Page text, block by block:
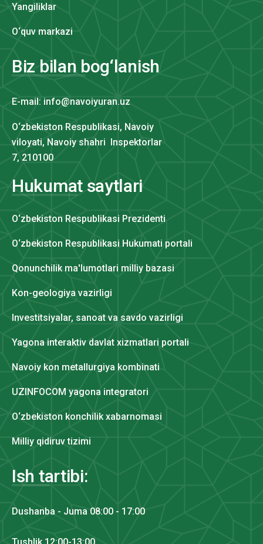
Yangiliklar
O‘quv markazi
Biz bilan bog‘lanish
E-mail: info@navoiyuran.uz
O‘zbekiston Respublikasi, Navoiy
viloyati, Navoiy shahri Inspektorlar
7, 210100
Hukumat saytlari
O‘zbekiston Respublikasi Prezidenti
O‘zbekiston Respublikasi Hukumati portali
Qonunchilik ma'lumotlari milliy bazasi
Kon-geologiya vazirligi
Investitsiyalar, sanoat va savdo vazirligi
Yagona interaktiv davlat xizmatlari portali
Navoiy kon metallurgiya kombinati
UZINFOCOM yagona integratori
O‘zbekiston konchilik xabarnomasi
Milliy qidiruv tizimi
Ish tartibi:
Dushanba - Juma 08:00 - 17:00